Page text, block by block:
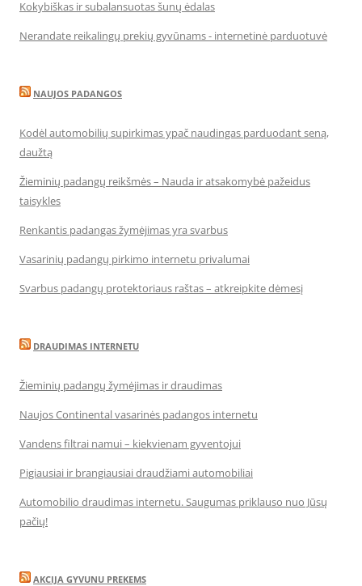
Kokybiškas ir subalansuotas šunų ėdalas
Nerandate reikalingų prekių gyvūnams - internetinė parduotuvė
NAUJOS PADANGOS
Kodėl automobilių supirkimas ypač naudingas parduodant seną,
daužtą
Žieminių padangų reikšmės – Nauda ir atsakomybė pažeidus
taisykles
Renkantis padangas žymėjimas yra svarbus
Vasarinių padangų pirkimo internetu privalumai
Svarbus padangų protektoriaus raštas – atkreipkite dėmesį
DRAUDIMAS INTERNETU
Žieminių padangų žymėjimas ir draudimas
Naujos Continental vasarinės padangos internetu
Vandens filtrai namui – kiekvienam gyventojui
Pigiausiai ir brangiausiai draudžiami automobiliai
Automobilio draudimas internetu. Saugumas priklauso nuo Jūsų
pačių!
AKCIJA GYVUNU PREKEMS